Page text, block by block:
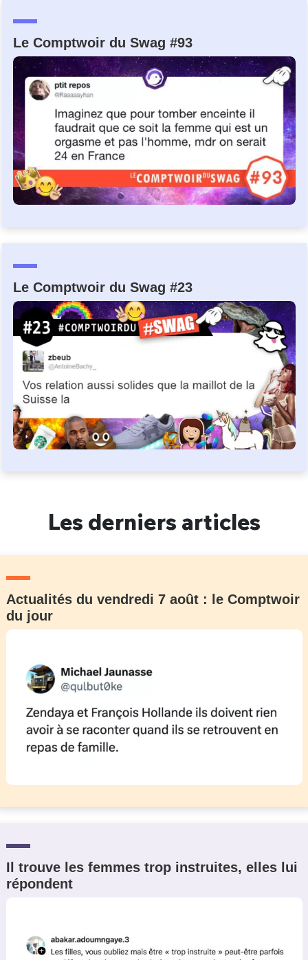
Le Comptwoir du Swag #93
Le Comptwoir du Swag #23
Les derniers articles
Actualités du vendredi 7 août : le Comptwoir
du jour
Il trouve les femmes trop instruites, elles lui
répondent
Un Thread
C'EST PARTI